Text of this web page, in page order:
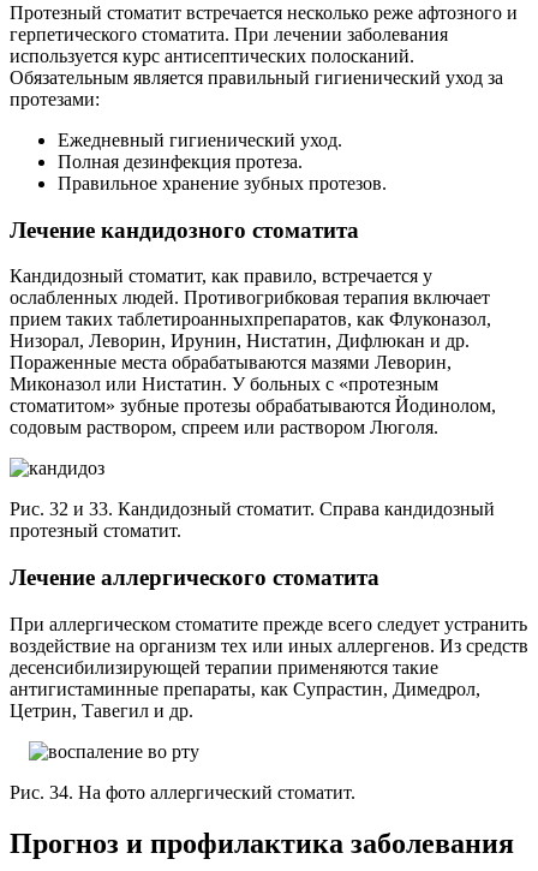
Протезный стоматит встречается несколько реже афтозного и
герпетического стоматита. При лечении заболевания
используется курс антисептических полосканий.
Обязательным является правильный гигиенический уход за
протезами:
Ежедневный гигиенический уход.
Полная дезинфекция протеза.
Правильное хранение зубных протезов.
Лечение кандидозного стоматита
Кандидозный стоматит, как правило, встречается у
ослабленных людей. Противогрибковая терапия включает
прием таких таблетироанныхпрепаратов, как Флуконазол,
Низорал, Леворин, Ирунин, Нистатин, Дифлюкан и др.
Пораженные места обрабатываются мазями Леворин,
Миконазол или Нистатин. У больных с «протезным
стоматитом» зубные протезы обрабатываются Йодинолом,
содовым раствором, спреем или раствором Люголя.
Рис. 32 и 33. Кандидозный стоматит. Справа кандидозный
протезный стоматит.
Лечение аллергического стоматита
При аллергическом стоматите прежде всего следует устранить
воздействие на организм тех или иных аллергенов. Из средств
десенсибилизирующей терапии применяются такие
антигистаминные препараты, как Супрастин, Димедрол,
Цетрин, Тавегил и др.
Рис. 34. На фото аллергический стоматит.
Прогноз и профилактика заболевания